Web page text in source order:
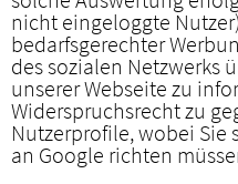
nicht eingeloggte
bedarfsgerechter
des sozialen Netzwerks
unserer Webseite zu
Widerspruchsrecht zu
Nutzerprofile, wobei Sie
an Google richten